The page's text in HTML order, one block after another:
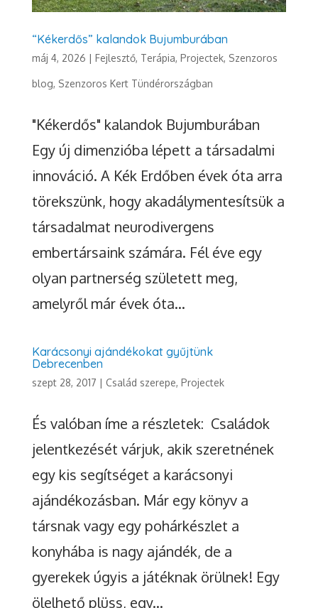
“Kékerdős” kalandok Bujumburában
máj 4, 2026 | Fejlesztő, Terápia, Projectek, Szenzoros
blog, Szenzoros Kert Tündérországban
"Kékerdős" kalandok Bujumburában
Egy új dimenzióba lépett a társadalmi
innováció. A Kék Erdőben évek óta arra
törekszünk, hogy akadálymentesítsük a
társadalmat neurodivergens
embertársaink számára. Fél éve egy
olyan partnerség született meg,
amelyről már évek óta...
Karácsonyi ajándékokat gyűjtünk
Debrecenben
szept 28, 2017 | Család szerepe, Projectek
És valóban íme a részletek: Családok
jelentkezését várjuk, akik szeretnének
egy kis segítséget a karácsonyi
ajándékozásban. Már egy könyv a
társnak vagy egy pohárkészlet a
konyhába is nagy ajándék, de a
gyerekek úgyis a játéknak örülnek! Egy
ölelhető plüss, egy...